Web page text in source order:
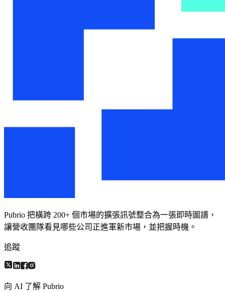
Pubrio 把橫跨 200+ 個市場的擴張訊號整合為一張即時圖譜，
讓營收團隊看見哪些公司正進軍新市場，並把握時機。
追蹤
向 AI 了解 Pubrio